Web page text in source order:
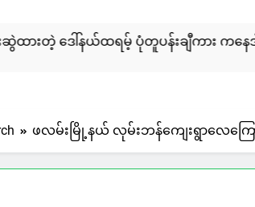
ါ်နယ်ထရမ့် ပုံတူပန်းချီကား ကနေဒါမှာ ဒေါ်လာ
ဖလမ်းမြို့နယ် လုမ်းဘန်ကျေးရွာလေက